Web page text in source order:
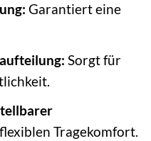
Garantiert eine
Sorgt für
Tragekomfort.